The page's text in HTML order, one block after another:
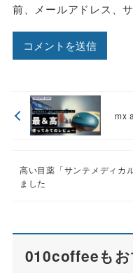
前、メールアドレス、
mx
高い目薬「サンテメディカ
ました
010coffeeも